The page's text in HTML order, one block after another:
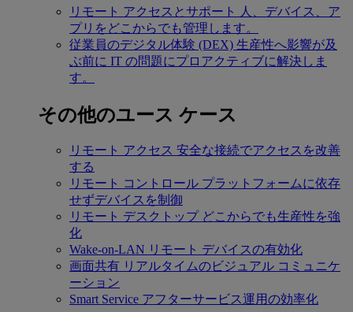
リモート アクセスとサポート
人、デバイス、ア
プリをどこからでも管理します。
従業員のデジタル体験 (DEX) 生産性へ影響が及
ぶ前に IT の問題にプロアクティブに解決しま
す。
その他のユース ケース
リモート アクセス 安全な接続でアクセスを改善
する
リモート コントロール プラットフォームに依存
せずデバイスを制御
リモート デスクトップ どこからでも生産性を強
化
Wake-on-LAN リモート デバイスの有効化
画面共有 リアルタイムのビジュアル コミュニケ
ーション
Smart Service アフターサービス運用の効率化